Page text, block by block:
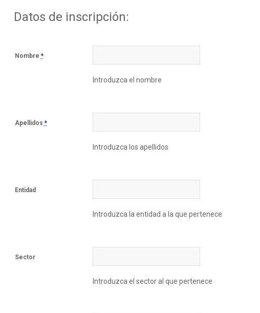
Datos de inscripción:
Nombre *
Introduzca el nombre
Apellidos *
Introduzca los apellidos
Entidad
Introduzca la entidad a la que pertenece
Sector
Introduzca el sector al que pertenece